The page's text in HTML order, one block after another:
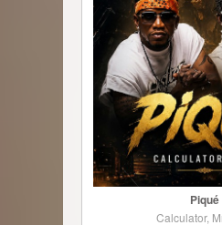
Piqué
Calculator,